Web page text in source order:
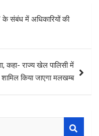
के संबंध में अधिकारियों की
कहा- राज्य खेल पालिसी में
शामिल किया जाएगा मलखम्ब